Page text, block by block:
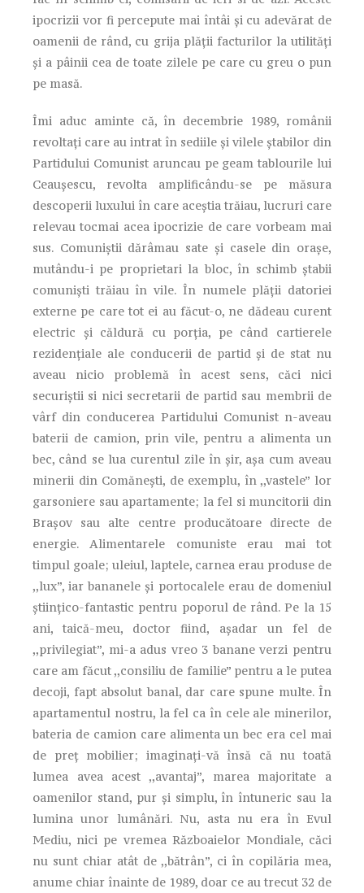
ipocrizii vor fi percepute mai întâi și cu adevărat de
oamenii de rând, cu grija plății facturilor la utilități
și a pâinii cea de toate zilele pe care cu greu o pun
pe masă.
Îmi aduc aminte că, în decembrie 1989, românii
revoltați care au intrat în sediile și vilele ștabilor din
Partidului Comunist aruncau pe geam tablourile lui
Ceaușescu, revolta amplificându-se pe măsura
descoperii luxului în care aceștia trăiau, lucruri care
relevau tocmai acea ipocrizie de care vorbeam mai
sus. Comuniștii dărâmau sate și casele din orașe,
mutându-i pe proprietari la bloc, în schimb ștabii
comuniști trăiau în vile. În numele plății datoriei
externe pe care tot ei au făcut-o, ne dădeau curent
electric și căldură cu porția, pe când cartierele
rezidențiale ale conducerii de partid și de stat nu
aveau nicio problemă în acest sens, căci nici
securiștii si nici secretarii de partid sau membrii de
vârf din conducerea Partidului Comunist n-aveau
baterii de camion, prin vile, pentru a alimenta un
bec, când se lua curentul zile în șir, așa cum aveau
minerii din Comănești, de exemplu, în ,,vastele” lor
garsoniere sau apartamente; la fel si muncitorii din
Brașov sau alte centre producătoare directe de
energie. Alimentarele comuniste erau mai tot
timpul goale; uleiul, laptele, carnea erau produse de
,,lux”, iar bananele și portocalele erau de domeniul
științico-fantastic pentru poporul de rând. Pe la 15
ani, taică-meu, doctor fiind, așadar un fel de
,,privilegiat”, mi-a adus vreo 3 banane verzi pentru
care am făcut ,,consiliu de familie” pentru a le putea
decoji, fapt absolut banal, dar care spune multe. În
apartamentul nostru, la fel ca în cele ale minerilor,
bateria de camion care alimenta un bec era cel mai
de preț mobilier; imaginați-vă însă că nu toată
lumea avea acest ,,avantaj”, marea majoritate a
oamenilor stand, pur și simplu, în întuneric sau la
lumina unor lumânări. Nu, asta nu era în Evul
Mediu, nici pe vremea Războaielor Mondiale, căci
nu sunt chiar atât de ,,bătrân”, ci în copilăria mea,
anume chiar înainte de 1989, doar ce au trecut 32 de